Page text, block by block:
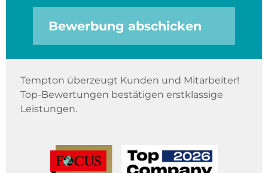
Bewerbung abschicken
Tempton überzeugt Kunden und Mitarbeiter!
Top-Bewertungen bestätigen erstklassige
Leistungen.